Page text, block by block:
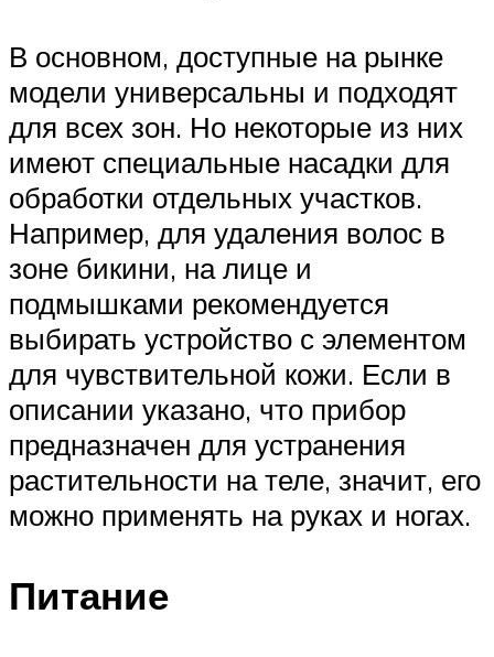
В основном, доступные на рынке
модели универсальны и подходят
для всех зон. Но некоторые из них
имеют специальные насадки для
обработки отдельных участков.
Например, для удаления волос в
зоне бикини, на лице и
подмышками рекомендуется
выбирать устройство с элементом
для чувствительной кожи. Если в
описании указано, что прибор
предназначен для устранения
растительности на теле, значит, его
можно применять на руках и ногах.
Питание